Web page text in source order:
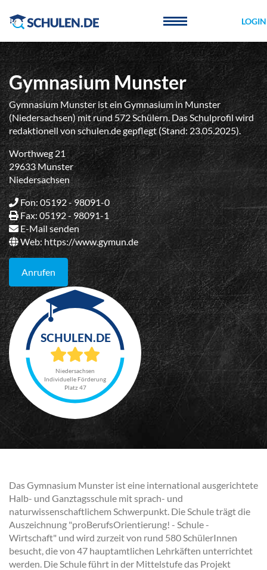
LOGIN
Gymnasium Munster
Gymnasium Munster ist ein Gymnasium in Munster
(Niedersachsen) mit rund 572 Schülern. Das Schulprofil wird
redaktionell von schulen.de gepflegt (Stand: 23.05.2025).
Worthweg 21
29633 Munster
Niedersachsen
Fon: 05192 - 98091-0
Fax: 05192 - 98091-1
E-Mail senden
Web: https://www.gymun.de
Anrufen
Niedersachsen
Individuelle Förderung
Platz 47
Das Gymnasium Munster ist eine international ausgerichtete
Halb- und Ganztagsschule mit sprach- und
naturwissenschaftlichem Schwerpunkt. Die Schule trägt die
Auszeichnung "proBerufsOrientierung! - Schule -
Wirtschaft" und wird zurzeit von rund 580 SchülerInnen
besucht, die von 47 hauptamtlichen Lehrkäften unterrichtet
werden. Die Schule führt in der Mittelstufe das Projekt